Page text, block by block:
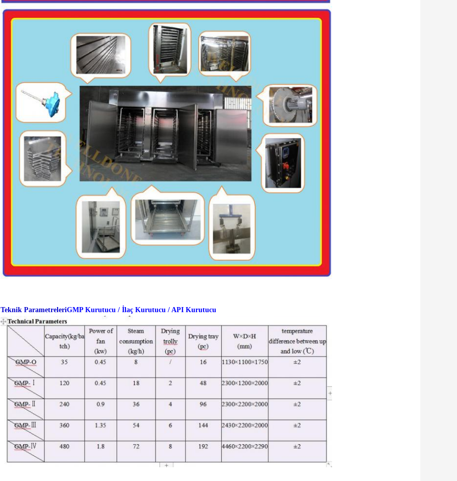
Teknik ParametreleriGMP Kurutucu / İlaç Kurutucu / API Kurutucu